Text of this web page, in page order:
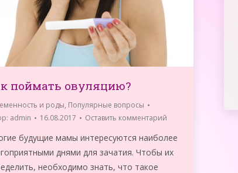
поймать овуляцию?
и роды, Популярные вопросы
admin 16.08.2017 Оставить комментарий
будущие мамы интересуются наиболее
днями для зачатия. Чтобы их
необходимо знать, что такое